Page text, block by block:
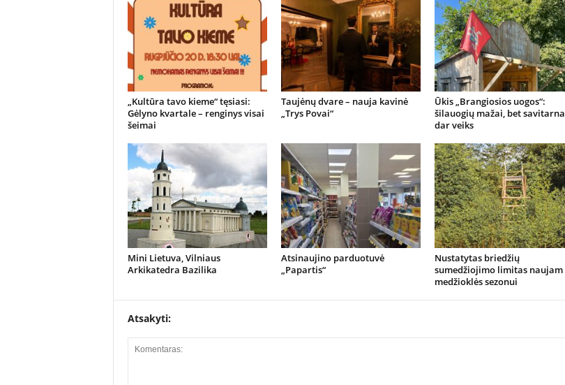
„Kultūra tavo kieme“ tęsiasi:
Gėlyno kvartale – renginys visai
šeimai
Taujėnų dvare – nauja kavinė
„Trys Povai“
Ūkis „Brangiosios uogos“:
šilauogių mažai, bet savitarna
dar veiks
Mini Lietuva, Vilniaus
Arkikatedra Bazilika
Atsinaujino parduotuvė
„Papartis“
Nustatytas briedžių
sumedžiojimo limitas naujam
medžioklės sezonui
Atsakyti: